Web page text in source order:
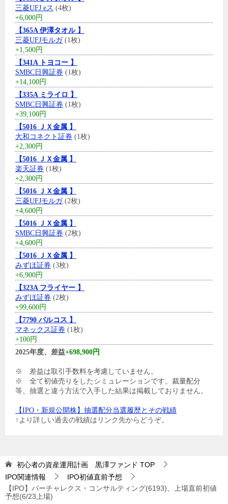
三菱UFJ eス (4枚)
+6,000円
【365A 伊澤タオル 】
三菱UFJモルガ(1枚)
+1,500円
【341A トヨコー 】
SMBC日興証券 (1枚)
+14,100円
【335A ミライロ 】
SMBC日興証券 (1枚)
+39,100円
【5016 ＪＸ金属 】
大和コネクト証券 (1枚)
+2,300円
【5016 ＪＸ金属 】
楽天証券 (1枚)
+2,300円
【5016 ＪＸ金属 】
三菱UFJモルガ(2枚)
+4,600円
【5016 ＪＸ金属 】
SMBC日興証券 (2枚)
+4,600円
【5016 ＪＸ金属 】
みずほ証券 (3枚)
+6,900円
【323A フライヤー 】
みずほ証券 (2枚)
+99,600円
【7790 バルコス 】
マネックス証券 (1枚)
+100円
2025年度、差益+698,900円
※ 差益は取引手数料を考慮していません。
※ 全て初値売りをしたシミュレーションです。裁量配分
等、抽選と違う方法で入手した結果は掲載しておりません。
【IPO・新規公開株】抽選配分当選履歴とその戦績
↑より詳しい過去の戦績はリンク先からどうぞ。
初心者の資産運用計画 黒澤ファンド TOP
IPO関連情報
IPO初値直前予想
【IPO】バーチャレクス・コンサルティング(6193)、上場直前初値
予想(6/23上場)